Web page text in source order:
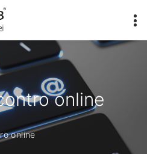
online
online